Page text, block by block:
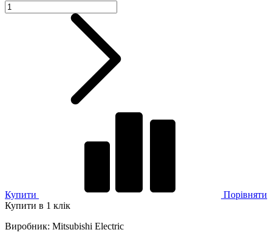
Купити
Порівняти
Купити в 1 клік
Виробник: Mitsubishi Electric